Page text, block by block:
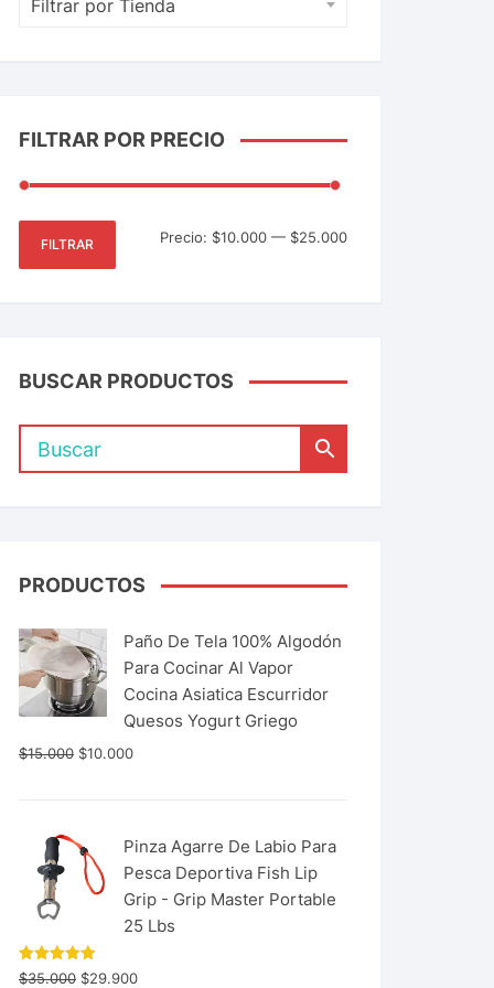
Filtrar por Tienda
FILTRAR POR PRECIO
FILTRAR Precio: $10.000 — $25.000
BUSCAR PRODUCTOS
PRODUCTOS
Paño De Tela 100% Algodón
Para Cocinar Al Vapor
Cocina Asiatica Escurridor
Quesos Yogurt Griego
$15.000 $10.000
Pinza Agarre De Labio Para
Pesca Deportiva Fish Lip
Grip - Grip Master Portable
25 Lbs
Valorado
$35.000 $29.900